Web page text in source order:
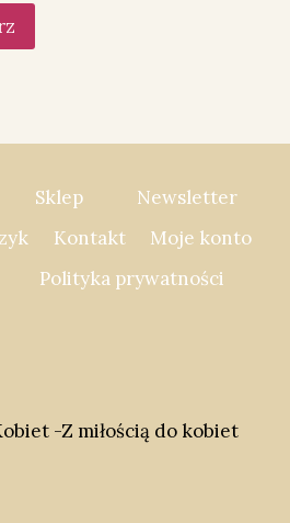
Sklep
Newsletter
Kontakt
Moje konto
Polityka prywatności
-Z miłością do kobiet